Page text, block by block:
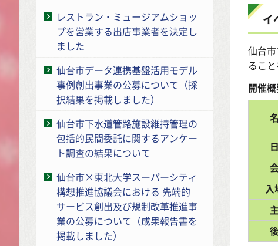
レストラン・ミュージアムショッ
プを営業する出店事業者を決定し
ました
仙台市データ連携基盤活用モデル
事例創出事業の公募について（採
択結果を掲載しました）
仙台市下水道管路施設維持管理の
包括的民間委託に関するアンケー
ト調査の結果について
仙台市×東北大学スーパーシティ
構想推進協議会における 先端的
サービス創出及び規制改革推進事
業の公募について（成果報告書を
掲載しました）
イ
仙台
るこ
開催
入